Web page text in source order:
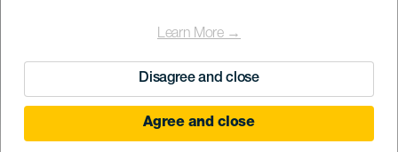
Learn More →
Disagree and close
Agree and close
September 2026